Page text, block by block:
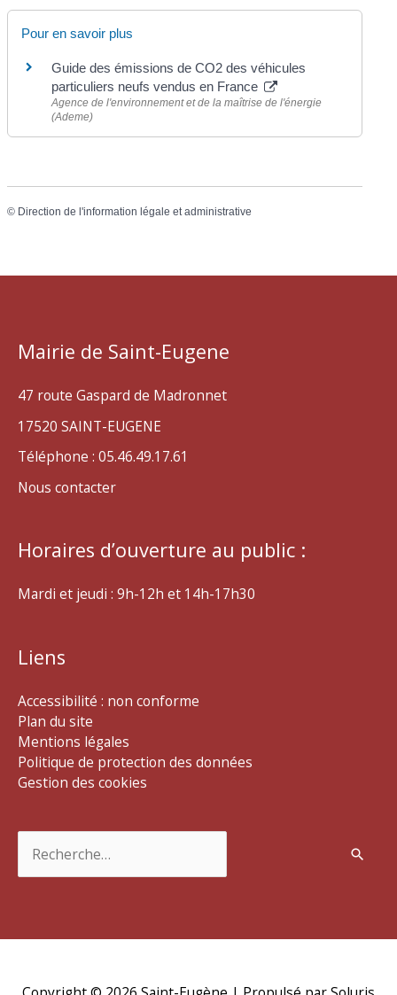
Pour en savoir plus
Guide des émissions de CO2 des véhicules
particuliers neufs vendus en France
Agence de l'environnement et de la maîtrise de l'énergie
(Ademe)
© Direction de l'information légale et administrative
Mairie de Saint-Eugene
47 route Gaspard de Madronnet
17520 SAINT-EUGENE
Téléphone : 05.46.49.17.61
Nous contacter
Horaires d’ouverture au public :
Mardi et jeudi : 9h-12h et 14h-17h30
Liens
Accessibilité : non conforme
Plan du site
Mentions légales
Politique de protection des données
Gestion des cookies